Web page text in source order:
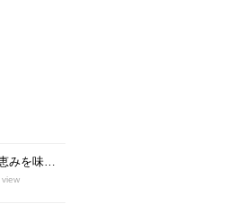
【海の京都】舞鶴の恵みを味わう海鮮ランチ♡ 魚屋直営の穴場店 『大六丸』
view